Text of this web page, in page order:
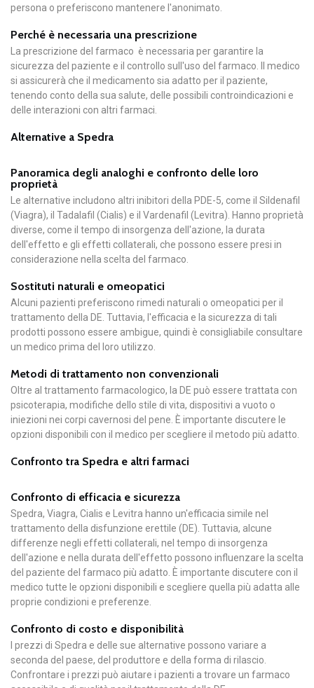
persona o preferiscono mantenere l'anonimato.
Perché è necessaria una prescrizione
La prescrizione del farmaco è necessaria per garantire la
sicurezza del paziente e il controllo sull'uso del farmaco. Il medico
si assicurerà che il medicamento sia adatto per il paziente,
tenendo conto della sua salute, delle possibili controindicazioni e
delle interazioni con altri farmaci.
Alternative a Spedra
Panoramica degli analoghi e confronto delle loro
proprietà
Le alternative includono altri inibitori della PDE-5, come il Sildenafil
(Viagra), il Tadalafil (Cialis) e il Vardenafil (Levitra). Hanno proprietà
diverse, come il tempo di insorgenza dell'azione, la durata
dell'effetto e gli effetti collaterali, che possono essere presi in
considerazione nella scelta del farmaco.
Sostituti naturali e omeopatici
Alcuni pazienti preferiscono rimedi naturali o omeopatici per il
trattamento della DE. Tuttavia, l'efficacia e la sicurezza di tali
prodotti possono essere ambigue, quindi è consigliabile consultare
un medico prima del loro utilizzo.
Metodi di trattamento non convenzionali
Oltre al trattamento farmacologico, la DE può essere trattata con
psicoterapia, modifiche dello stile di vita, dispositivi a vuoto o
iniezioni nei corpi cavernosi del pene. È importante discutere le
opzioni disponibili con il medico per scegliere il metodo più adatto.
Confronto tra Spedra e altri farmaci
Confronto di efficacia e sicurezza
Spedra, Viagra, Cialis e Levitra hanno un'efficacia simile nel
trattamento della disfunzione erettile (DE). Tuttavia, alcune
differenze negli effetti collaterali, nel tempo di insorgenza
dell'azione e nella durata dell'effetto possono influenzare la scelta
del paziente del farmaco più adatto. È importante discutere con il
medico tutte le opzioni disponibili e scegliere quella più adatta alle
proprie condizioni e preferenze.
Confronto di costo e disponibilità
I prezzi di Spedra e delle sue alternative possono variare a
seconda del paese, del produttore e della forma di rilascio.
Confrontare i prezzi può aiutare i pazienti a trovare un farmaco